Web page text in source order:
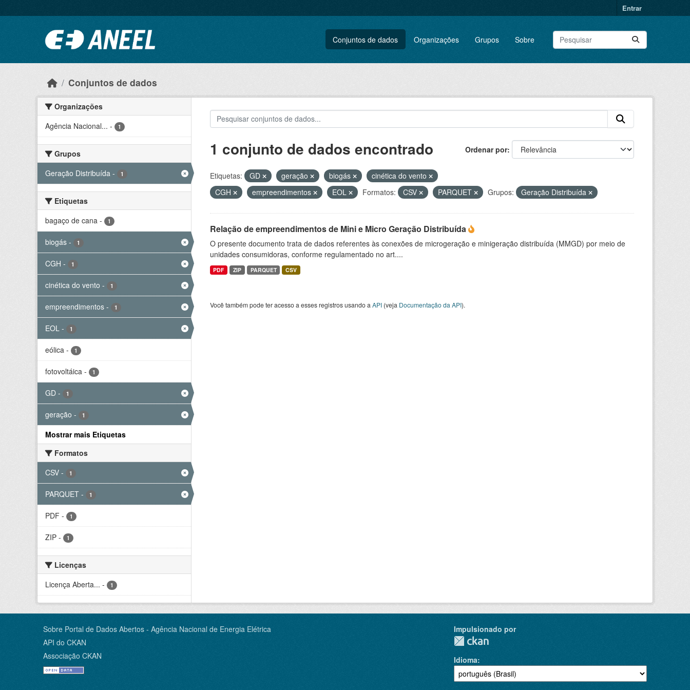
Entrar
Conjuntos de dados Organizações Grupos Sobre
Conjuntos de dados
Organizações
Agência Nacional... - 1
Grupos
Geração Distribuída - 1
Etiquetas
bagaço de cana - 1
biogás - 1
CGH - 1
cinética do vento - 1
empreendimentos - 1
EOL - 1
eólica - 1
fotovoltáica - 1
GD - 1
geração - 1
Mostrar mais Etiquetas
Formatos
CSV - 1
PARQUET - 1
PDF - 1
ZIP - 1
Licenças
Licença Aberta... - 1
Ordenar por
1 conjunto de dados encontrado
Etiquetas: GD geração biogás
cinética do vento
CGH
empreendimentos EOL Formatos: CSV PARQUET Grupos: Geração Distribuída
Relação de empreendimentos de Mini e Micro Geração Distribuída
O presente documento trata de dados referentes às conexões de microgeração e minigeração distribuída (MMGD) por meio de
unidades consumidoras, conforme regulamentado no art....
PDF ZIP PARQUET CSV
Você também pode ter acesso a esses registros usando a API(veja Documentação da API).
Sobre Portal de Dados Abertos - Agência Nacional de Energia Elétrica
API do CKAN
Associação CKAN
Impulsionado por
Idioma